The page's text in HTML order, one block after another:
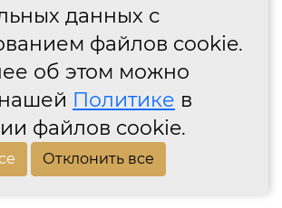
данных с
файлов cookie.
об этом можно
Политике в
файлов cookie.
Отклонить все